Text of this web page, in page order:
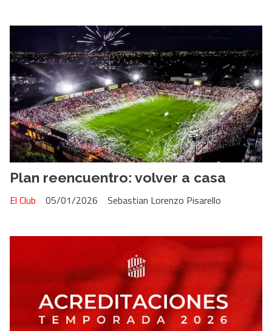
Plan reencuentro: volver a casa
Sebastian Lorenzo Pisarello
El Club 05/01/2026